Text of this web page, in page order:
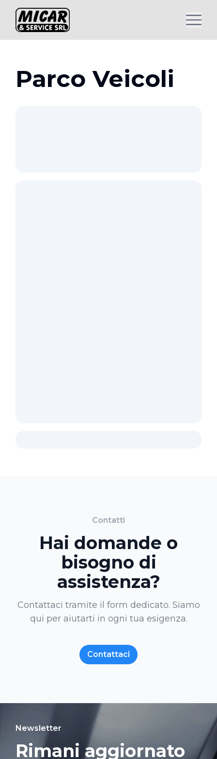
Parco Veicoli
Contatti
Hai domande o
bisogno di
assistenza?
Contattaci tramite il form dedicato. Siamo
qui per aiutarti in ogni tua esigenza.
Contattaci
Newsletter
Rimani aggiornato